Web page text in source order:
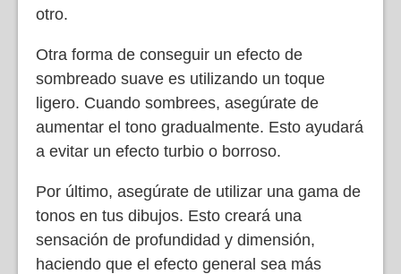
otro.
Otra forma de conseguir un efecto de
sombreado suave es utilizando un toque
ligero. Cuando sombrees, asegúrate de
aumentar el tono gradualmente. Esto ayudará
a evitar un efecto turbio o borroso.
Por último, asegúrate de utilizar una gama de
tonos en tus dibujos. Esto creará una
sensación de profundidad y dimensión,
haciendo que el efecto general sea más